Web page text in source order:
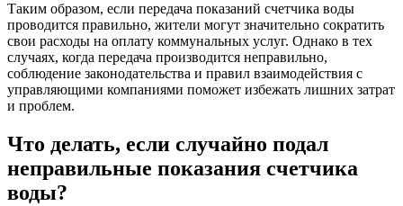
Таким образом, если передача показаний счетчика воды
проводится правильно, жители могут значительно сократить
свои расходы на оплату коммунальных услуг. Однако в тех
случаях, когда передача производится неправильно,
соблюдение законодательства и правил взаимодействия с
управляющими компаниями поможет избежать лишних затрат
и проблем.
Что делать, если случайно подал
неправильные показания счетчика
воды?